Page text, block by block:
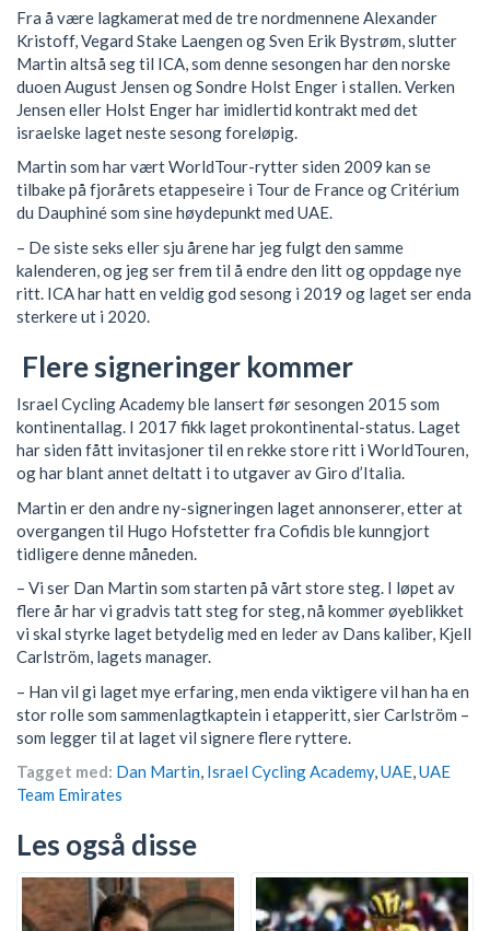
Fra å være lagkamerat med de tre nordmennene Alexander
Kristoff, Vegard Stake Laengen og Sven Erik Bystrøm, slutter
Martin altså seg til ICA, som denne sesongen har den norske
duoen August Jensen og Sondre Holst Enger i stallen. Verken
Jensen eller Holst Enger har imidlertid kontrakt med det
israelske laget neste sesong foreløpig.
Martin som har vært WorldTour-rytter siden 2009 kan se
tilbake på fjorårets etappeseire i Tour de France og Critérium
du Dauphiné som sine høydepunkt med UAE.
– De siste seks eller sju årene har jeg fulgt den samme
kalenderen, og jeg ser frem til å endre den litt og oppdage nye
ritt. ICA har hatt en veldig god sesong i 2019 og laget ser enda
sterkere ut i 2020.
Flere signeringer kommer
Israel Cycling Academy ble lansert før sesongen 2015 som
kontinentallag. I 2017 fikk laget prokontinental-status. Laget
har siden fått invitasjoner til en rekke store ritt i WorldTouren,
og har blant annet deltatt i to utgaver av Giro d’Italia.
Martin er den andre ny-signeringen laget annonserer, etter at
overgangen til Hugo Hofstetter fra Cofidis ble kunngjort
tidligere denne måneden.
– Vi ser Dan Martin som starten på vårt store steg. I løpet av
flere år har vi gradvis tatt steg for steg, nå kommer øyeblikket
vi skal styrke laget betydelig med en leder av Dans kaliber, Kjell
Carlström, lagets manager.
– Han vil gi laget mye erfaring, men enda viktigere vil han ha en
stor rolle som sammenlagtkaptein i etapperitt, sier Carlström –
som legger til at laget vil signere flere ryttere.
Tagget med: Dan Martin, Israel Cycling Academy,UAE,UAE
Team Emirates
Les også disse